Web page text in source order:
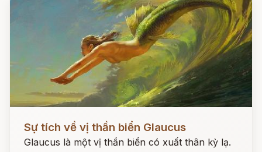
Sự tích về vị thần biển Glaucus
Glaucus là một vị thần biển có xuất thân kỳ lạ.